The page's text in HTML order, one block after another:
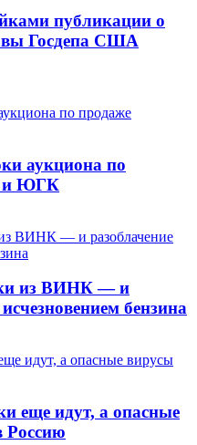
публикации о
Госдепа США
аукциона по
и ЮГК
из ВИНК — и
бензина
еще идут, а опасные
Россию